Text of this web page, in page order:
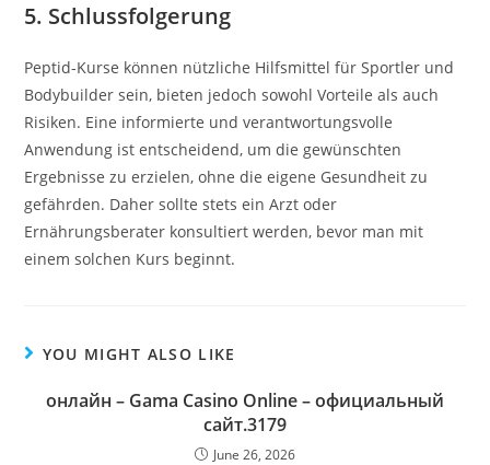
5. Schlussfolgerung
Peptid-Kurse können nützliche Hilfsmittel für Sportler und
Bodybuilder sein, bieten jedoch sowohl Vorteile als auch
Risiken. Eine informierte und verantwortungsvolle
Anwendung ist entscheidend, um die gewünschten
Ergebnisse zu erzielen, ohne die eigene Gesundheit zu
gefährden. Daher sollte stets ein Arzt oder
Ernährungsberater konsultiert werden, bevor man mit
einem solchen Kurs beginnt.
YOU MIGHT ALSO LIKE
онлайн – Gama Casino Online – официальный
сайт.3179
June 26, 2026